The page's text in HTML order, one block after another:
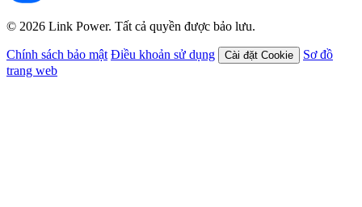
© 2026 Link Power. Tất cả quyền được bảo lưu.
Chính sách bảo mật Điều khoản sử dụng Cài đặt Cookie
Sơ đồ
trang web